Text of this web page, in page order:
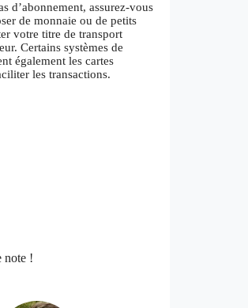
d’abonnement, assurez-vous
de monnaie ou de petits
votre titre de transport
Certains systèmes de
également les cartes
les transactions.
note !